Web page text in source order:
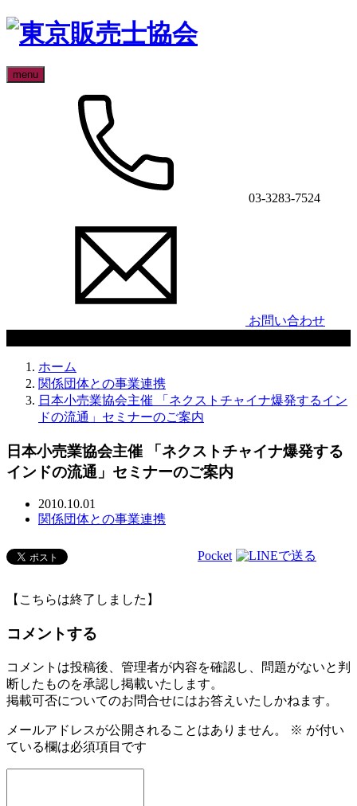
menu
03-3283-7524
お問い合わせ
ホーム
関係団体との事業連携
日本小売業協会主催 「ネクストチャイナ爆発するイン
ドの流通」セミナーのご案内
日本小売業協会主催 「ネクストチャイナ爆発する
インドの流通」セミナーのご案内
2010.10.01
関係団体との事業連携
Pocket
【こちらは終了しました】
コメントする
コメントは投稿後、管理者が内容を確認し、問題がないと判
断したものを承認し掲載いたします。
掲載可否についてのお問合せにはお答えいたしかねます。
メールアドレスが公開されることはありません。 ※ が付い
ている欄は必須項目です